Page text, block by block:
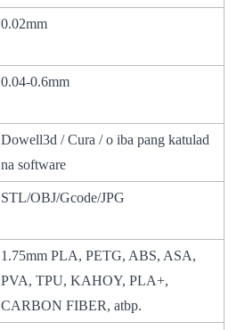
0.02mm
0.04-0.6mm
Dowell3d / Cura / o iba pang katulad
na software
STL/OBJ/Gcode/JPG
1.75mm PLA, PETG, ABS, ASA,
PVA, TPU, KAHOY, PLA+,
CARBON FIBER, atbp.